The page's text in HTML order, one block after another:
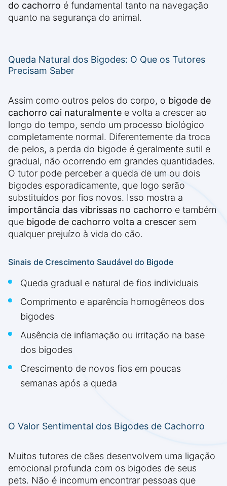
do cachorro é fundamental tanto na navegação
quanto na segurança do animal.
Queda Natural dos Bigodes: O Que os Tutores
Precisam Saber
Assim como outros pelos do corpo, o bigode de
cachorro cai naturalmente e volta a crescer ao
longo do tempo, sendo um processo biológico
completamente normal. Diferentemente da troca
de pelos, a perda do bigode é geralmente sutil e
gradual, não ocorrendo em grandes quantidades.
O tutor pode perceber a queda de um ou dois
bigodes esporadicamente, que logo serão
substituídos por fios novos. Isso mostra a
importância das vibrissas no cachorro e também
que bigode de cachorro volta a crescer sem
qualquer prejuízo à vida do cão.
Sinais de Crescimento Saudável do Bigode
Queda gradual e natural de fios individuais
Comprimento e aparência homogêneos dos
bigodes
Ausência de inflamação ou irritação na base
dos bigodes
Crescimento de novos fios em poucas
semanas após a queda
O Valor Sentimental dos Bigodes de Cachorro
Muitos tutores de cães desenvolvem uma ligação
emocional profunda com os bigodes de seus
pets. Não é incomum encontrar pessoas que